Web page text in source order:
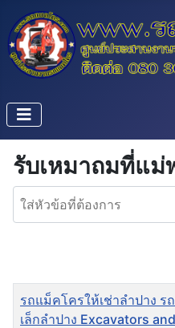
รับเหมาถมที่แม่
ใส่หัวข้อที่ต้องการ
ชื่อ
รถแม็คโครให้เช่าลำปาง ร
เล็กลำปาง Excavators